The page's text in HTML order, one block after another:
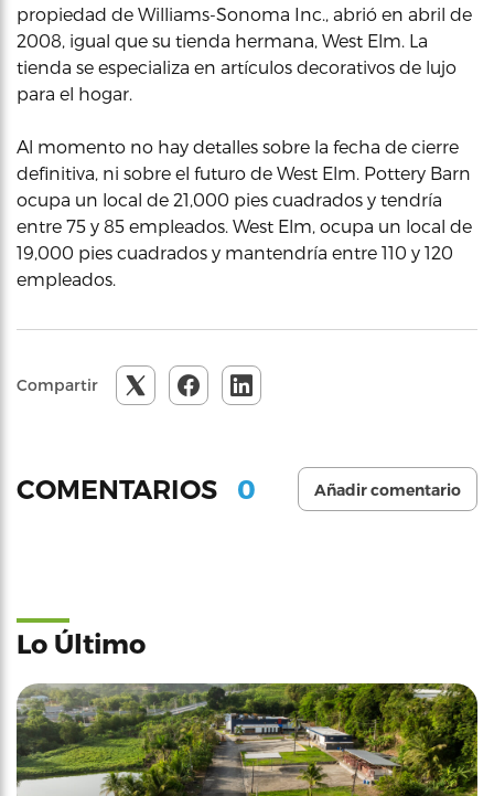
propiedad de Williams-Sonoma Inc., abrió en abril de
2008, igual que su tienda hermana, West Elm. La
tienda se especializa en artículos decorativos de lujo
para el hogar.
Al momento no hay detalles sobre la fecha de cierre
definitiva, ni sobre el futuro de West Elm. Pottery Barn
ocupa un local de 21,000 pies cuadrados y tendría
entre 75 y 85 empleados. West Elm, ocupa un local de
19,000 pies cuadrados y mantendría entre 110 y 120
empleados.
Compartir
COMENTARIOS 0 Añadir comentario
Lo Último